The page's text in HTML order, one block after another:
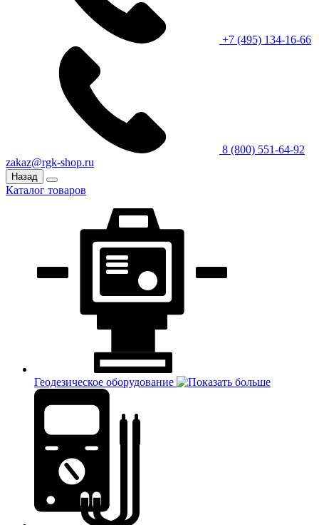
+7 (495) 134-16-66
8 (800) 551-64-92
zakaz@rgk-shop.ru
Назад
Каталог товаров
Геодезическое оборудование